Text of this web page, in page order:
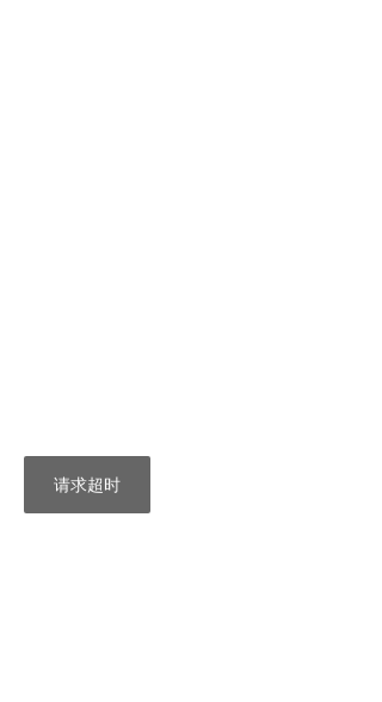
请求超时